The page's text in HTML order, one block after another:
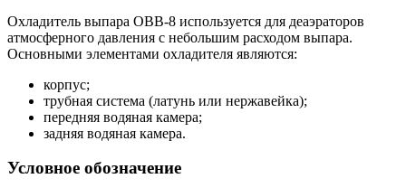
Охладитель выпара ОВВ-8 используется для деаэраторов
атмосферного давления с небольшим расходом выпара.
Основными элементами охладителя являются:
корпус;
трубная система (латунь или нержавейка);
передняя водяная камера;
задняя водяная камера.
Условное обозначение